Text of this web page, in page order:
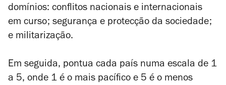
domínios: conflitos nacionais e internacionais
em curso; segurança e protecção da sociedade;
e militarização.
Em seguida, pontua cada país numa escala de 1
a 5, onde 1 é o mais pacífico e 5 é o menos